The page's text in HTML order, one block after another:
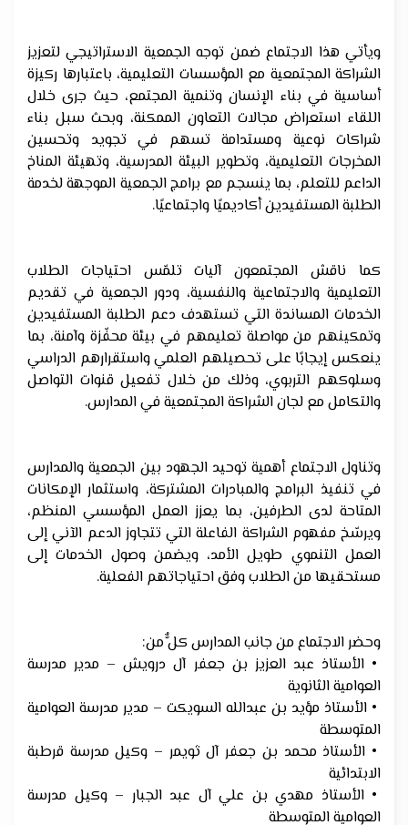
ويأتي هذا الاجتماع ضمن توجه الجمعية الاستراتيجي لتعزيز
الشراكة المجتمعية مع المؤسسات التعليمية، باعتبارها ركيزة
أساسية في بناء الإنسان وتنمية المجتمع، حيث جرى خلال
اللقاء استعراض مجالات التعاون الممكنة، وبحث سبل بناء
شراكات نوعية ومستدامة تسهم في تجويد وتحسين
المخرجات التعليمية، وتطوير البيئة المدرسية، وتهيئة المناخ
الداعم للتعلم، بما ينسجم مع برامج الجمعية الموجهة لخدمة
الطلبة المستفيدين أكاديميًا واجتماعيًا.
كما ناقش المجتمعون آليات تلمّس احتياجات الطلاب
التعليمية والاجتماعية والنفسية، ودور الجمعية في تقديم
الخدمات المساندة التي تستهدف دعم الطلبة المستفيدين
وتمكينهم من مواصلة تعليمهم في بيئة محفّزة وآمنة، بما
ينعكس إيجابًا على تحصيلهم العلمي واستقرارهم الدراسي
وسلوكهم التربوي، وذلك من خلال تفعيل قنوات التواصل
والتكامل مع لجان الشراكة المجتمعية في المدارس.
وتناول الاجتماع أهمية توحيد الجهود بين الجمعية والمدارس
في تنفيذ البرامج والمبادرات المشتركة، واستثمار الإمكانات
المتاحة لدى الطرفين، بما يعزز العمل المؤسسي المنظم،
ويرسّخ مفهوم الشراكة الفاعلة التي تتجاوز الدعم الآني إلى
العمل التنموي طويل الأمد، ويضمن وصول الخدمات إلى
مستحقيها من الطلاب وفق احتياجاتهم الفعلية.
وحضر الاجتماع من جانب المدارس كلٌّ من:
• الأستاذ عبد العزيز بن جعفر آل درويش – مدير مدرسة
العوامية الثانوية
• الأستاذ مؤيد بن عبدالله السويكت – مدير مدرسة العوامية
المتوسطة
• الأستاذ محمد بن جعفر آل ثويمر – وكيل مدرسة قرطبة
الابتدائية
• الأستاذ مهدي بن علي آل عبد الجبار – وكيل مدرسة
العوامية المتوسطة